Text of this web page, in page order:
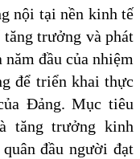
nội tại nền kinh tế
trưởng và phát
đầu của nhiệm
để triển khai thực
Đảng. Mục tiêu
tăng trưởng kinh
đầu người đạt